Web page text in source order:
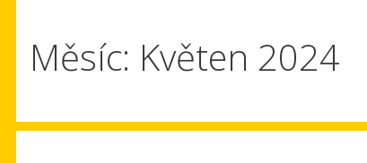
Měsíc: Květen 2024